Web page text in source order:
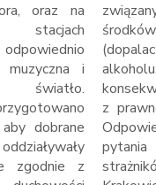
oraz na
stacjach
muzyczna i
światło.
dobrane
zgodnie z
z